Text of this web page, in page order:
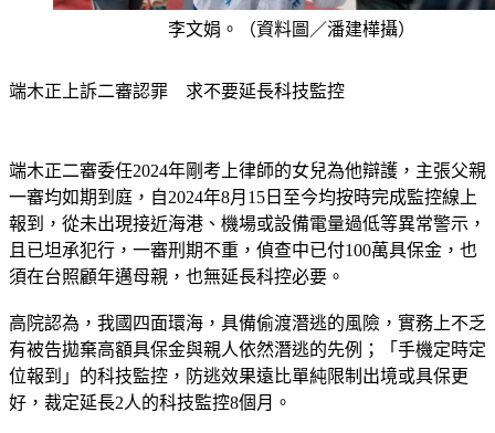
端木正二審委任2024年剛考上律師的女兒為他辯護，主張父親
一審均如期到庭，自2024年8月15日至今均按時完成監控線上
報到，從未出現接近海港、機場或設備電量過低等異常警示，
且已坦承犯行，一審刑期不重，偵查中已付100萬具保金，也
高院認為，我國四面環海，具備偷渡潛逃的風險，實務上不乏
有被告拋棄高額具保金與親人依然潛逃的先例；「手機定時定
位報到」的科技監控，防逃效果遠比單純限制出境或具保更